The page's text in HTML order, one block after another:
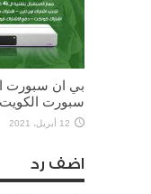
سبورت الكويت
12 أبريل، 2021
اضف رد